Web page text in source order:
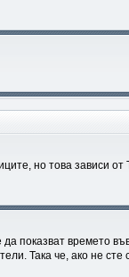
но това зависи
показват времето
Така че, ако не сте